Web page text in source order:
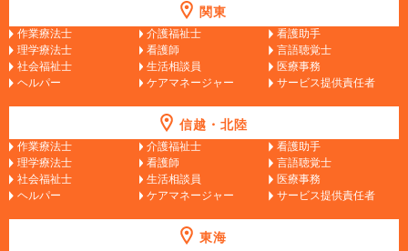
関東
作業療法士 介護福祉士
看護助手
理学療法士
看護師
言語聴覚士
社会福祉士
生活相談員
医療事務
ヘルパー
ケアマネージャー サービス提供責任者
信越・北陸
作業療法士 介護福祉士
看護助手
理学療法士
看護師
言語聴覚士
社会福祉士
生活相談員
医療事務
ヘルパー
ケアマネージャー サービス提供責任者
東海